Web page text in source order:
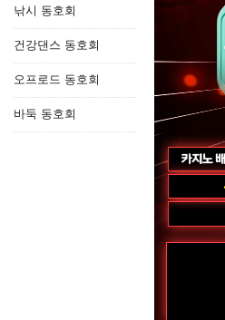
낚시 동호회
건강댄스 동호회
오프로드 동호회
바둑 동호회